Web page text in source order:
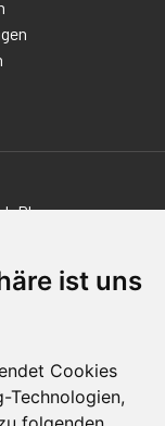
ist uns
Cookies
Technologien,
Plus
FOR...